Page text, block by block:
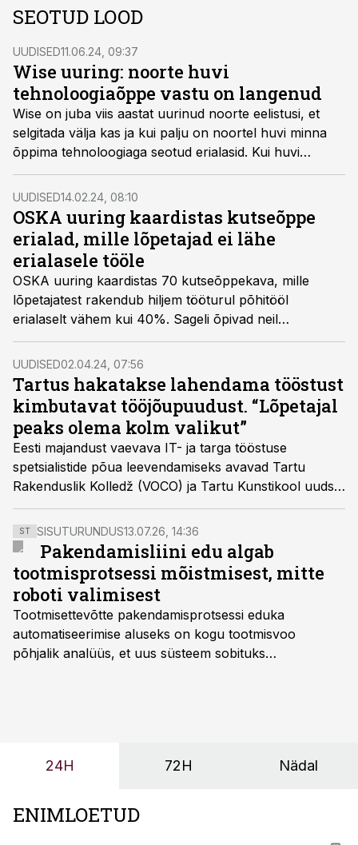
SEOTUD LOOD
UUDISED11.06.24, 09:37
Wise uuring: noorte huvi
tehnoloogiaõppe vastu on langenud
Wise on juba viis aastat uurinud noorte eelistusi, et
selgitada välja kas ja kui palju on noortel huvi minna
õppima tehnoloogiaga seotud erialasid. Kui huvi
tehnoloogiasektori vastu on varasematel aastatel
järjepidevalt tõusnud või püsinud samal tasemel, siis
sel aastal on see languses.
UUDISED14.02.24, 08:10
OSKA uuring kaardistas kutseõppe
erialad, mille lõpetajad ei lähe
erialasele tööle
OSKA uuring kaardistas 70 kutseõppekava, mille
lõpetajatest rakendub hiljem tööturul põhitööl
erialaselt vähem kui 40%. Sageli õpivad neil
õppekavadel täiskasvanud, ent on ka n-ö noorte
erialasid, kuhu lõpetamise järel tööle ei minda, selgub
värskest OSKA uuringust.
UUDISED02.04.24, 07:56
Tartus hakatakse lahendama tööstust
kimbutavat tööjõupuudust. “Lõpetajal
peaks olema kolm valikut”
Eesti majandust vaevava IT- ja targa tööstuse
spetsialistide põua leevendamiseks avavad Tartu
Rakenduslik Kolledž (VOCO) ja Tartu Kunstikool uudse
kestlike tehnoloogiate keskhariduse õppekava, kus
õpe toimub tööelule sarnastes tiimides.
ST SISUTURUNDUS13.07.26, 14:36
Pakendamisliini edu algab
tootmisprotsessi mõistmisest, mitte
roboti valimisest
Tootmisettevõtte pakendamisprotsessi eduka
automatiseerimise aluseks on kogu tootmisvoo
põhjalik analüüs, et uus süsteem sobituks
OÜ tegevjuht Sander Mitendorf.
24H 72H Nädal
ENIMLOETUD